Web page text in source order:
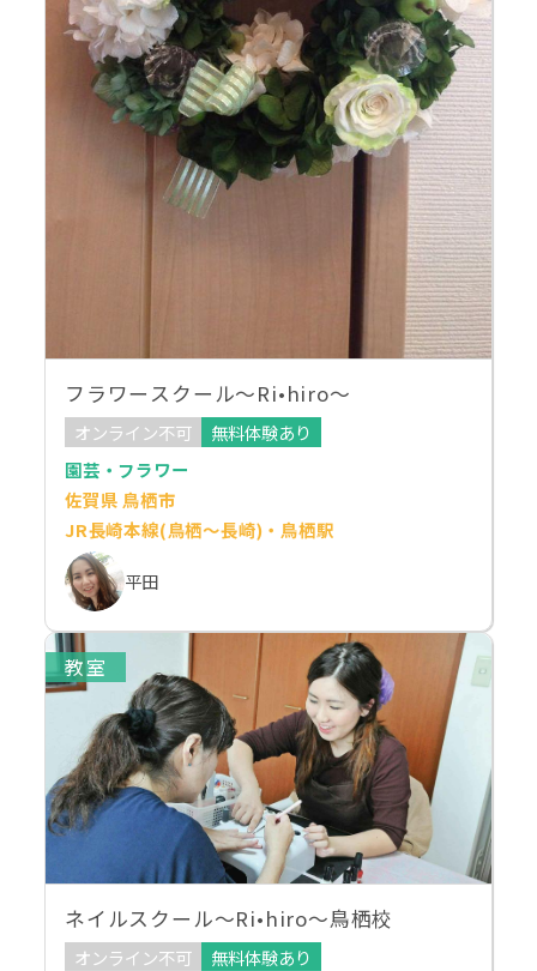
フラワースクール〜Ri•hiro〜
オンライン不可
無料体験あり
園芸・フラワー
佐賀県 鳥栖市
JR長崎本線(鳥栖～長崎)・鳥栖駅
平田
教室
ネイルスクール～Ri•hiro～鳥栖校
オンライン不可
無料体験あり